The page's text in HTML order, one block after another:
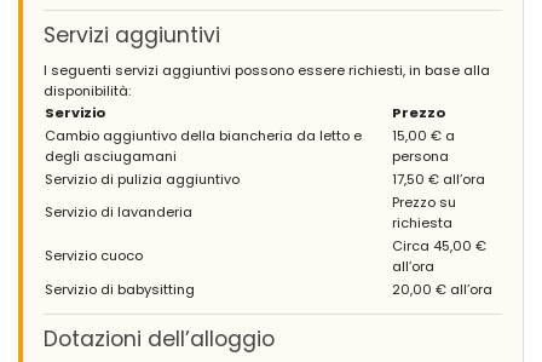
Servizi aggiuntivi
I seguenti servizi aggiuntivi possono essere richiesti, in base alla
disponibilità:
Servizio
Prezzo
Cambio aggiuntivo della biancheria da letto e
degli asciugamani
15,00 € a
persona
Servizio di pulizia aggiuntivo
17,50 € all’ora
Servizio di lavanderia
Prezzo su
richiesta
Servizio cuoco
Circa 45,00 €
all’ora
Servizio di babysitting
20,00 € all’ora
Dotazioni dell’alloggio